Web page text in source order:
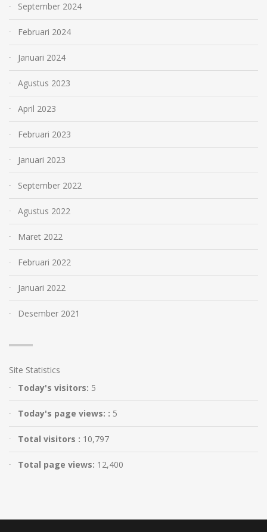
September 2024
Februari 2024
Januari 2024
Agustus 2023
April 2023
Februari 2023
Januari 2023
September 2022
Agustus 2022
Maret 2022
Februari 2022
Januari 2022
Desember 2021
Site Statistics
Today's visitors: 5
Today's page views: : 5
Total visitors : 10,797
Total page views: 12,400